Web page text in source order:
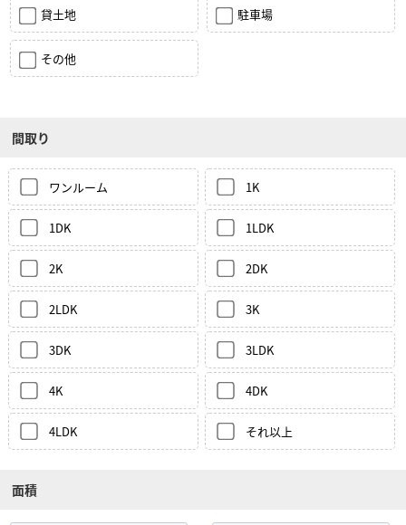
貸土地 駐車場
その他
間取り
ワンルーム 1K
1DK 1LDK
2K 2DK
2LDK 3K
3DK 3LDK
4K 4DK
4LDK それ以上
面積